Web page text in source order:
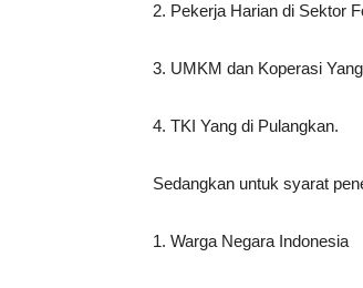
2. Pekerja Harian di Sektor
3. UMKM dan Koperasi
4. TKI Yang di Pulangkan.
Sedangkan untuk syarat
1. Warga Negara Indonesia